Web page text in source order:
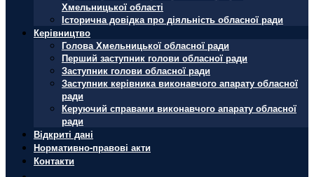
Хмельницької області
Історична довідка про діяльність обласної ради
Керівництво
Голова Хмельницької обласної ради
Перший заступник голови обласної ради
Заступник голови обласної ради
Заступник керівника виконавчого апарату обласної
ради
Керуючий справами виконавчого апарату обласної
ради
Відкриті дані
Нормативно-правові акти
Контакти